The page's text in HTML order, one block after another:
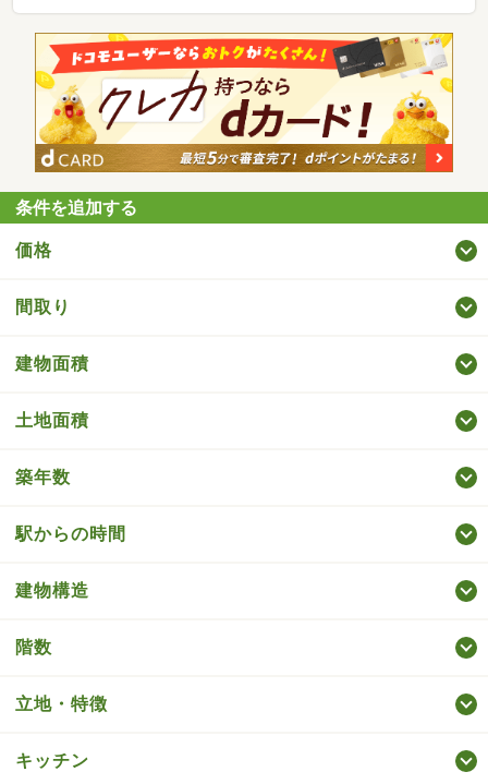
条件を追加する
価格
間取り
建物面積
土地面積
築年数
駅からの時間
建物構造
階数
立地・特徴
キッチン